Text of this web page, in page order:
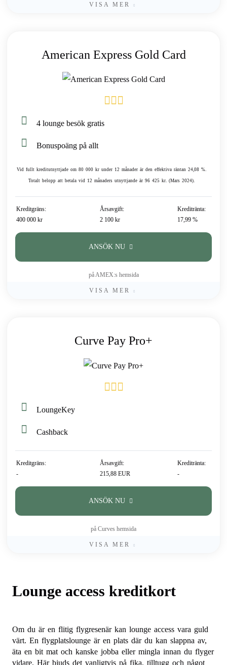
VISA MER
American Express Gold Card
4 lounge besök gratis
Bonuspoäng på allt
Vid fullt kreditutnyttjade om 80 000 kr under 12 månader är den effektiva räntan 24,08 %.
Totalt belopp att betala vid 12 månaders utnyttjande är 96 425 kr. (Mars 2024).
Kreditgräns:
400 000 kr
Årsavgift:
2 100 kr
Kreditränta:
17,99 %
ANSÖK NU
på AMEX:s hemsida
VISA MER
Curve Pay Pro+
LoungeKey
Cashback
Kreditgräns:
-
Årsavgift:
215,88 EUR
Kreditränta:
-
ANSÖK NU
på Curves hemsida
VISA MER
Lounge access kreditkort
Om du är en flitig flygresenär kan lounge access vara guld
värt. En flygplatslounge är en plats där du kan slappna av,
äta en bit mat och kanske jobba eller mingla innan du flyger
vidare. Här bjuds det vanligtvis på fika, tilltugg och något